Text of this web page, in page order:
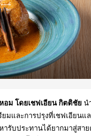
อม โดยเชฟเอียน กิตติชัย น
มและการปรุงที่เชฟเอียน
รับประทานได้ยากมาสู่สา